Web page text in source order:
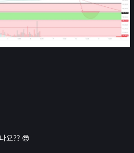
요?? 😎